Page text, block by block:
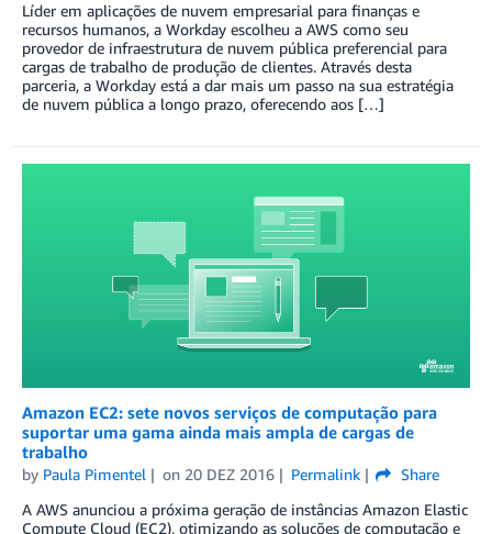
Líder em aplicações de nuvem empresarial para finanças e
recursos humanos, a Workday escolheu a AWS como seu
provedor de infraestrutura de nuvem pública preferencial para
cargas de trabalho de produção de clientes. Através desta
parceria, a Workday está a dar mais um passo na sua estratégia
de nuvem pública a longo prazo, oferecendo aos […]
Amazon EC2: sete novos serviços de computação para
suportar uma gama ainda mais ampla de cargas de
trabalho
by Paula Pimentel on 20 DEZ 2016 Permalink
Share
A AWS anunciou a próxima geração de instâncias Amazon Elastic
Compute Cloud (EC2), otimizando as soluções de computação e